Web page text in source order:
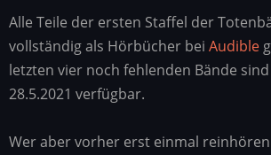
Alle Teile der ersten Staffel der
vollständig als Hörbücher bei Audible
letzten vier noch fehlenden Bände
28.5.2021 verfügbar.
Wer aber vorher erst einmal